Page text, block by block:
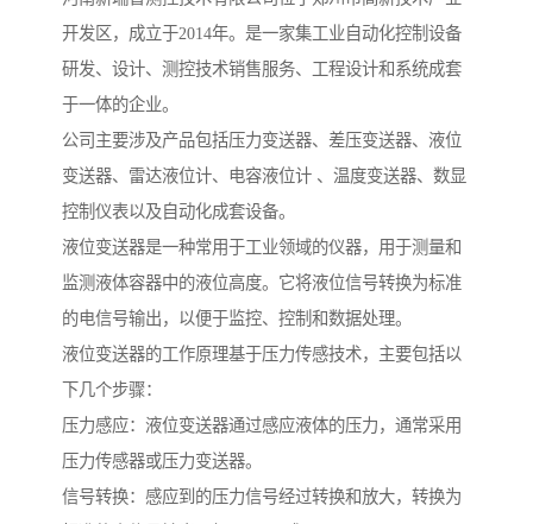
开发区，成立于2014年。是一家集工业自动化控制设备
研发、设计、测控技术销售服务、工程设计和系统成套
于一体的企业。
公司主要涉及产品包括压力变送器、差压变送器、液位
变送器、雷达液位计、电容液位计 、温度变送器、数显
控制仪表以及自动化成套设备。
液位变送器是一种常用于工业领域的仪器，用于测量和
监测液体容器中的液位高度。它将液位信号转换为标准
的电信号输出，以便于监控、控制和数据处理。
液位变送器的工作原理基于压力传感技术，主要包括以
下几个步骤：
压力感应：液位变送器通过感应液体的压力，通常采用
压力传感器或压力变送器。
信号转换：感应到的压力信号经过转换和放大，转换为